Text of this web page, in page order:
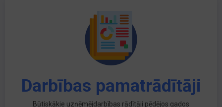
Darbības pamatrādītāji
Būtiskākie uzņēmējdarbības rādītāji pēdējos gados